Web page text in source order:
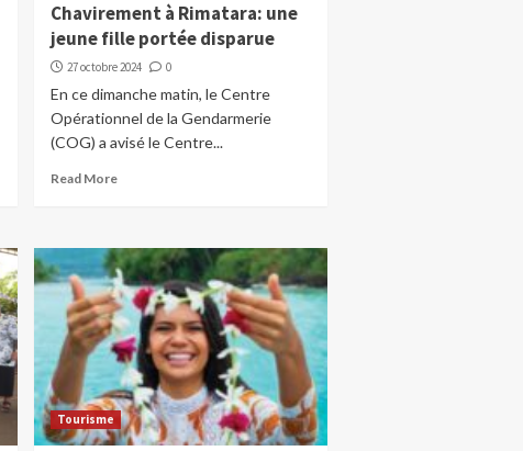
Chavirement à Rimatara: une
jeune fille portée disparue
27 octobre 2024 0
En ce dimanche matin, le Centre
Opérationnel de la Gendarmerie
(COG) a avisé le Centre...
Read More
Tourisme